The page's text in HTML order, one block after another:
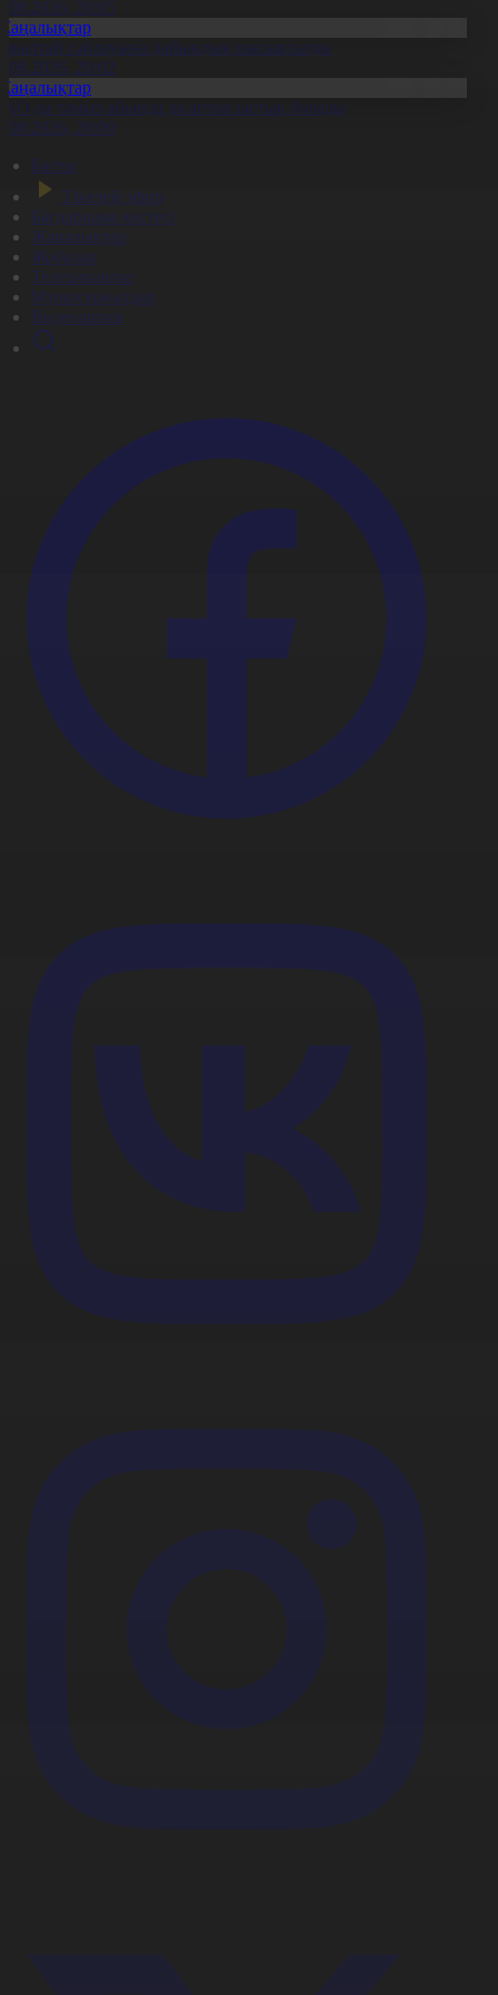
20:05
сайлауына дайындық пысықталды
20:02
да тамыз айында да аптап ыстық болады
20:00
Басты
Тікелей эфир
Бағдарлама кестесі
Жаңалықтар
Жобалар
Телехикаялар
Мультсериалдар
Видеоархив